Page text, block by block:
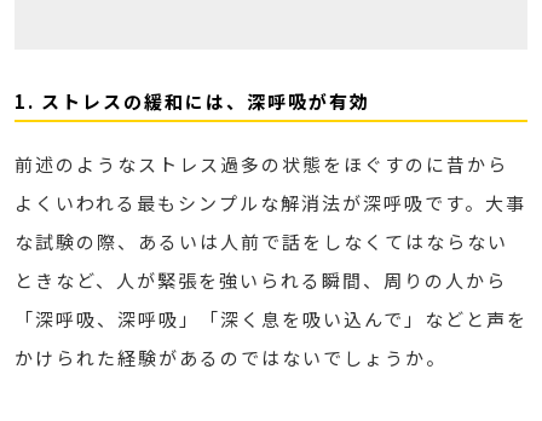
1. ストレスの緩和には、深呼吸が有効
前述のようなストレス過多の状態をほぐすのに昔から
よくいわれる最もシンプルな解消法が深呼吸です。大事
な試験の際、あるいは人前で話をしなくてはならない
ときなど、人が緊張を強いられる瞬間、周りの人から
「深呼吸、深呼吸」「深く息を吸い込んで」などと声を
かけられた経験があるのではないでしょうか。